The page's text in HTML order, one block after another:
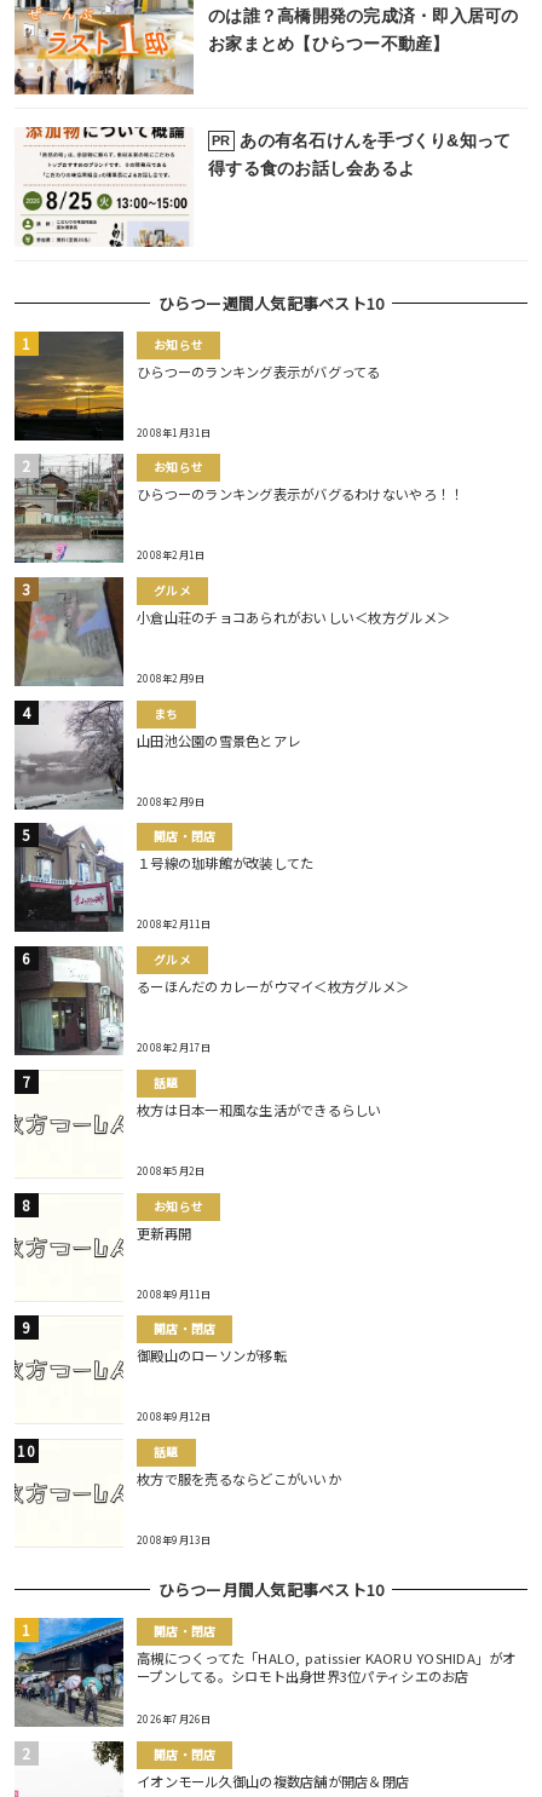
のは誰？高橋開発の完成済・即入居可の
お家まとめ【ひらつー不動産】
PR
あの有名石けんを手づくり&知って
得する食のお話し会あるよ
ひらつー週間人気記事ベスト10
お知らせ
ひらつーのランキング表示がバグってる
2008年1月31日
お知らせ
ひらつーのランキング表示がバグるわけないやろ！！
2008年2月1日
グルメ
小倉山荘のチョコあられがおいしい＜枚方グルメ＞
2008年2月9日
まち
山田池公園の雪景色とアレ
2008年2月9日
開店・閉店
１号線の珈琲館が改装してた
2008年2月11日
グルメ
るーほんだのカレーがウマイ＜枚方グルメ＞
2008年2月17日
話題
枚方は日本一和風な生活ができるらしい
2008年5月2日
お知らせ
更新再開
2008年9月11日
開店・閉店
御殿山のローソンが移転
2008年9月12日
話題
枚方で服を売るならどこがいいか
2008年9月13日
ひらつー月間人気記事ベスト10
開店・閉店
高槻につくってた「HALO, patissier KAORU YOSHIDA」がオ
ープンしてる。シロモト出身世界3位パティシエのお店
2026年7月26日
開店・閉店
イオンモール久御山の複数店舗が開店＆閉店